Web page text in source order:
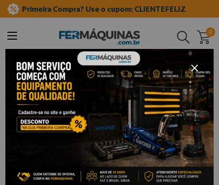
Primeira Compra? Use o cupom: CLIENTEFELIZ
0
Buscar
ferramentas manuais chave estrela
Chave Estrela 08 X 09mm – 1450255
STELS